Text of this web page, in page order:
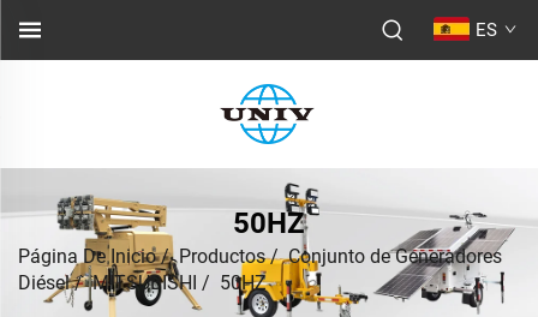
ES
50HZ
Página De Inicio/Productos/Conjunto de Generadores
Diésel/MITSUBISHI / 50HZ